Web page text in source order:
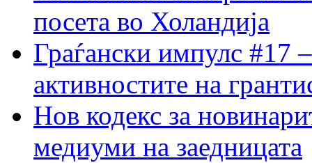
посета во Холандија
Граѓански импулс #17
активностите на
Нов кодекс за
медиуми на заедницата